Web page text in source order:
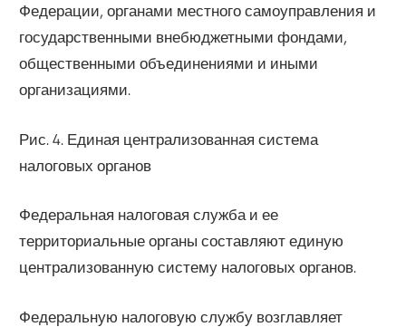
Федерации, органами местного самоуправления и
государственными внебюджетными фондами,
общественными объединениями и иными
организациями.
Рис. 4. Единая централизованная система
налоговых органов
Федеральная налоговая служба и ее
территориальные органы составляют единую
централизованную систему налоговых органов.
Федеральную налоговую службу возглавляет